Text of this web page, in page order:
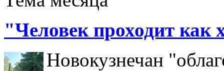
"Человек проходит как
Новокузнечан